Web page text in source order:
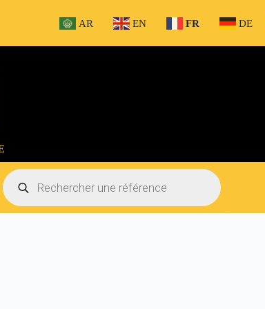
AR EN FR DE
Recherche
de
produits